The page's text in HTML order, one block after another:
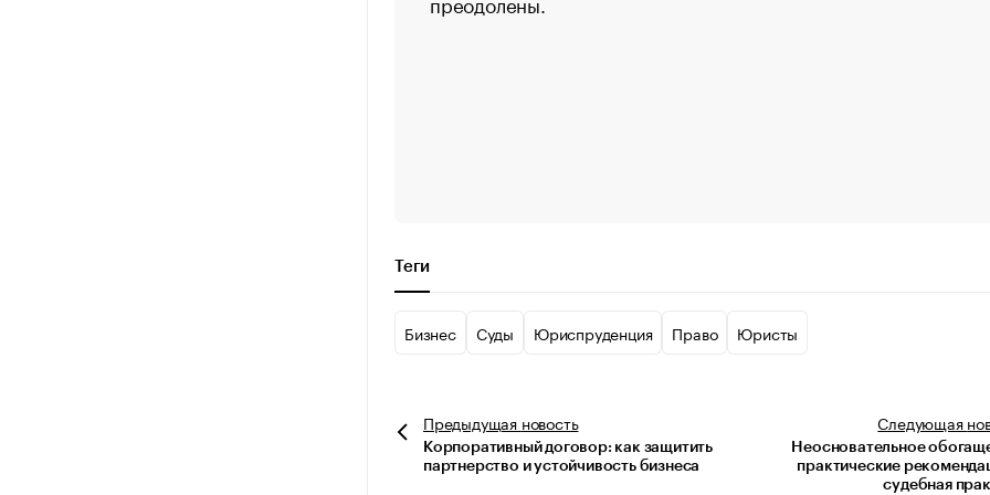
Теги
Бизнес Суды Юриспруденция Право Юристы
Предыдущая новость
Корпоративный договор: как защитить
партнерство и устойчивость бизнеса
Следующая
Неосновательное
практические
судебная